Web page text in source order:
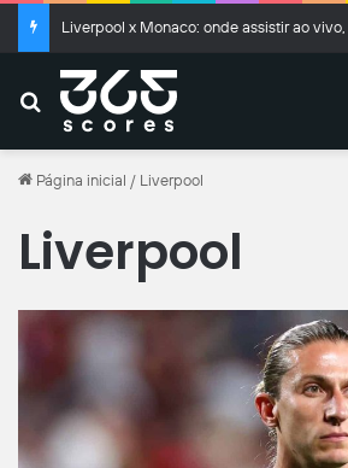
Buscar
Página inicial / Liverpool
Liverpool